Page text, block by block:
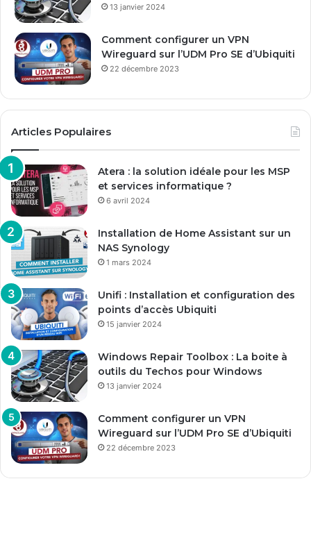
13 janvier 2024
Comment configurer un VPN
Wireguard sur l’UDM Pro SE d’Ubiquiti
22 décembre 2023
Articles Populaires
Atera : la solution idéale pour les MSP
et services informatique ?
6 avril 2024
Installation de Home Assistant sur un
NAS Synology
1 mars 2024
Unifi : Installation et configuration des
points d’accès Ubiquiti
15 janvier 2024
Windows Repair Toolbox : La boite à
outils du Techos pour Windows
13 janvier 2024
Comment configurer un VPN
Wireguard sur l’UDM Pro SE d’Ubiquiti
22 décembre 2023